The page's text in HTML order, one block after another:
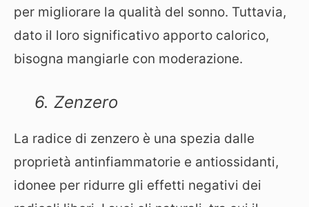
per migliorare la qualità del sonno. Tuttavia,
dato il loro significativo apporto calorico,
bisogna mangiarle con moderazione.
6. Zenzero
La radice di zenzero è una spezia dalle
proprietà antinfiammatorie e antiossidanti,
idonee per ridurre gli effetti negativi dei